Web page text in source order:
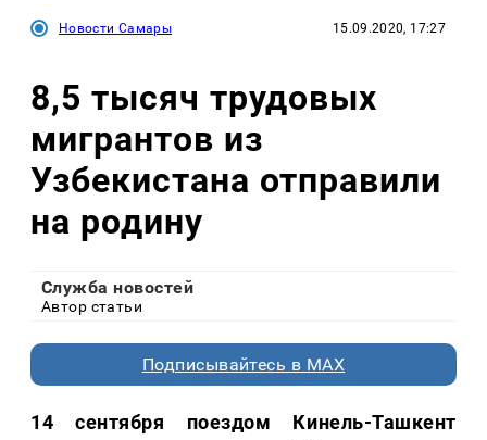
Новости Самары 15.09.2020, 17:27
8,5 тысяч трудовых
мигрантов из
Узбекистана отправили
на родину
Служба новостей
Автор статьи
Подписывайтесь в MAX
14 сентября поездом Кинель-Ташкент